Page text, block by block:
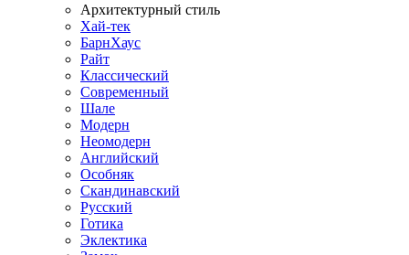
Архитектурный стиль
Хай-тек
БарнХаус
Райт
Классический
Современный
Шале
Модерн
Неомодерн
Английский
Особняк
Скандинавский
Русский
Готика
Эклектика